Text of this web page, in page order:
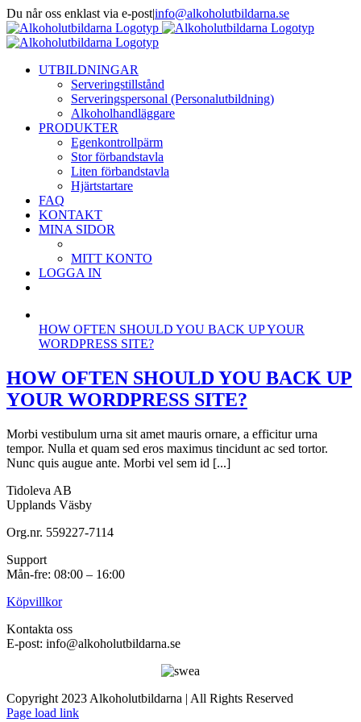
Fortsätt
till
innehållet
Du når oss enklast via e-post|info@alkoholutbildarna.se
Facebook
X
UTBILDNINGAR
Serveringstillstånd
Serveringspersonal (Personalutbildning)
Alkoholhandläggare
PRODUKTER
Egenkontrollpärm
Stor förbandstavla
Liten förbandstavla
Hjärtstartare
FAQ
KONTAKT
MINA SIDOR
MITT KONTO
LOGGA IN
HOW OFTEN SHOULD YOU BACK UP YOUR
WORDPRESS SITE?
HOW OFTEN SHOULD YOU BACK UP
YOUR WORDPRESS SITE?
Morbi vestibulum urna sit amet mauris ornare, a efficitur urna
tempor. Nulla et quam sed eros maximus tincidunt ac sed tortor.
Nunc quis augue ante. Morbi vel sem id [...]
Tidoleva AB
Upplands Väsby
Org.nr. 559227-7114
Support
Mån-fre: 08:00 – 16:00
Köpvillkor
Kontakta oss
E-post: info@alkoholutbildarna.se
Copyright 2023 Alkoholutbildarna | All Rights Reserved
Facebook
X
Page load link